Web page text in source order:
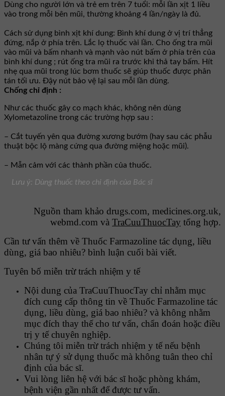
Dùng cho người lớn và trẻ em trên 7 tuổi: mỗi lần xịt 1 liều
vào trong mỗi bên mũi, thường khoảng 4 lần/ngày là đủ.
Cách sử dụng bình xịt khí dung: Bình khí dung ở vị trí thẳng
đứng, nắp ở phía trên. Lắc lọ thuốc vài lần. Cho ống tra mũi
vào mũi và bấm nhanh và mạnh vào nút bấm ở phía trên của
bình khí dung ; rút ống tra mũi ra trước khi thả tay bấm. Hít
nhẹ qua mũi trong lúc bơm thuốc sẽ giúp thuốc được phân
tán tối ưu. Ðậy nút bảo vệ lại sau mỗi lần dùng.
Chống chỉ định :
Như các thuốc gây co mạch khác, không nên dùng
Xylometazoline trong các trường hợp sau :
– Cắt tuyến yên qua đường xương bướm (hay sau các phẫu
thuật bộc lộ màng cứng qua đường miệng hoặc mũi).
– Mẫn cảm với các thành phần của thuốc.
Lưu ý: Dùng thuốc theo chỉ định của Bác sĩ
Nguồn tham khảo drugs.com, medicines.org.uk,
webmd.com và TraCuuThuocTay tổng hợp.
Cần tư vấn thêm về Thuốc Farmazoline tác dụng, liều
dùng, giá bao nhiêu? bình luận cuối bài viết.
Tuyên bố miễn trừ trách nhiệm y tế
Nội dung của TraCuuThuocTay chỉ nhằm mục
đích cung cấp thông tin về Thuốc Farmazoline tác
dụng, liều dùng, giá bao nhiêu? và không nhằm
mục đích thay thế cho tư vấn, chẩn đoán hoặc điều
trị y tế chuyên nghiệp.
Chúng tôi miễn trừ trách nhiệm y tế nếu bệnh
nhân tự ý sử dụng thuốc mà không tuân theo chỉ
định của bác sĩ.
Vui lòng liên hệ với bác sĩ hoặc phòng khám,
bệnh viện gần nhất để được tư vấn.